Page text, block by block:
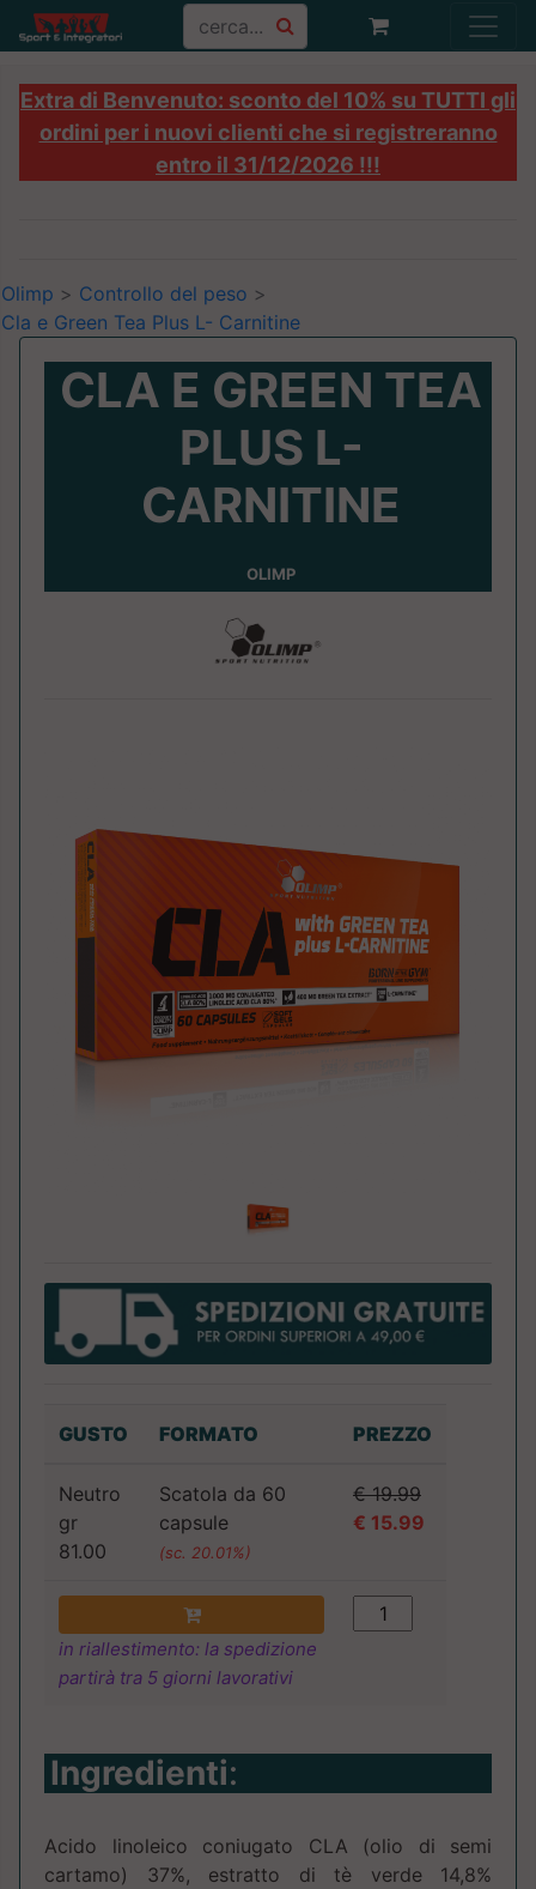
Extra di Benvenuto: sconto del 10% su TUTTI gli
ordini per i nuovi clienti che si registreranno
entro il 31/12/2026 !!!
Olimp > Controllo del peso >
Cla e Green Tea Plus L- Carnitine
CLA E GREEN TEA
PLUS L-
CARNITINE
OLIMP
GUSTO FORMATO PREZZO
Neutro
gr
81.00
Scatola da 60
capsule
(sc. 20.01%)
€ 19.99
€ 15.99
in riallestimento: la spedizione
partirà tra 5 giorni lavorativi
Ingredienti:
Acido linoleico coniugato CLA (olio di semi
cartamo) 37%, estratto di tè verde 14,8%